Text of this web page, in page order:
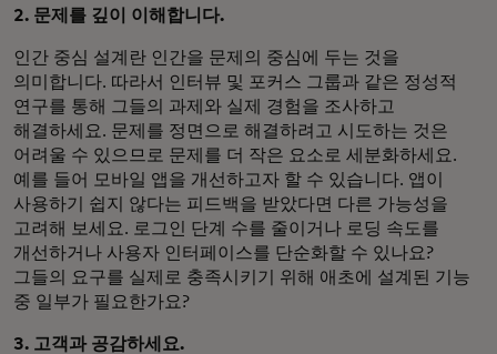
2. 문제를 깊이 이해합니다.
인간 중심 설계란 인간을 문제의 중심에 두는 것을
의미합니다. 따라서 인터뷰 및 포커스 그룹과 같은 정성적
연구를 통해 그들의 과제와 실제 경험을 조사하고
해결하세요. 문제를 정면으로 해결하려고 시도하는 것은
어려울 수 있으므로 문제를 더 작은 요소로 세분화하세요.
예를 들어 모바일 앱을 개선하고자 할 수 있습니다. 앱이
사용하기 쉽지 않다는 피드백을 받았다면 다른 가능성을
고려해 보세요. 로그인 단계 수를 줄이거나 로딩 속도를
개선하거나 사용자 인터페이스를 단순화할 수 있나요?
그들의 요구를 실제로 충족시키기 위해 애초에 설계된 기능
중 일부가 필요한가요?
3. 고객과 공감하세요.